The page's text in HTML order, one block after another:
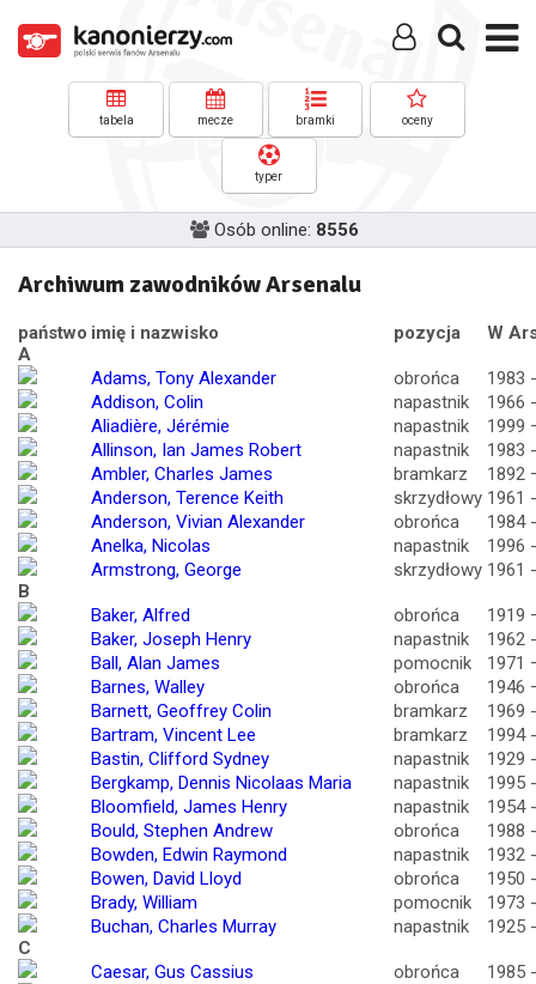
tabela mecze bramki oceny
typer
Osób online: 8556
Archiwum zawodników Arsenalu
państwo imię i nazwisko pozycja
W
A
Adams, Tony Alexander
obrońca
1983
Addison, Colin
napastnik
1966
Aliadière, Jérémie
napastnik
1999
Allinson, Ian James Robert
napastnik
1983
Ambler, Charles James
bramkarz
1892
Anderson, Terence Keith
skrzydłowy 1961
Anderson, Vivian Alexander
obrońca
1984
Anelka, Nicolas
napastnik
1996
Armstrong, George
skrzydłowy 1961
B
Baker, Alfred
obrońca
1919
Baker, Joseph Henry
napastnik
1962
Ball, Alan James
pomocnik
1971
Barnes, Walley
obrońca
1946
Barnett, Geoffrey Colin
bramkarz
1969
Bartram, Vincent Lee
bramkarz
1994
Bastin, Clifford Sydney
napastnik
1929
Bergkamp, Dennis Nicolaas Maria
napastnik
1995
Bloomfield, James Henry
napastnik
1954
Bould, Stephen Andrew
obrońca
1988
Bowden, Edwin Raymond
napastnik
1932
Bowen, David Lloyd
obrońca
1950
Brady, William
pomocnik
1973
Buchan, Charles Murray
napastnik
1925
C
Caesar, Gus Cassius
obrońca
1985